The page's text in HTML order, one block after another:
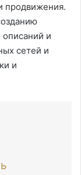
продвижения.
и
сетей и
и